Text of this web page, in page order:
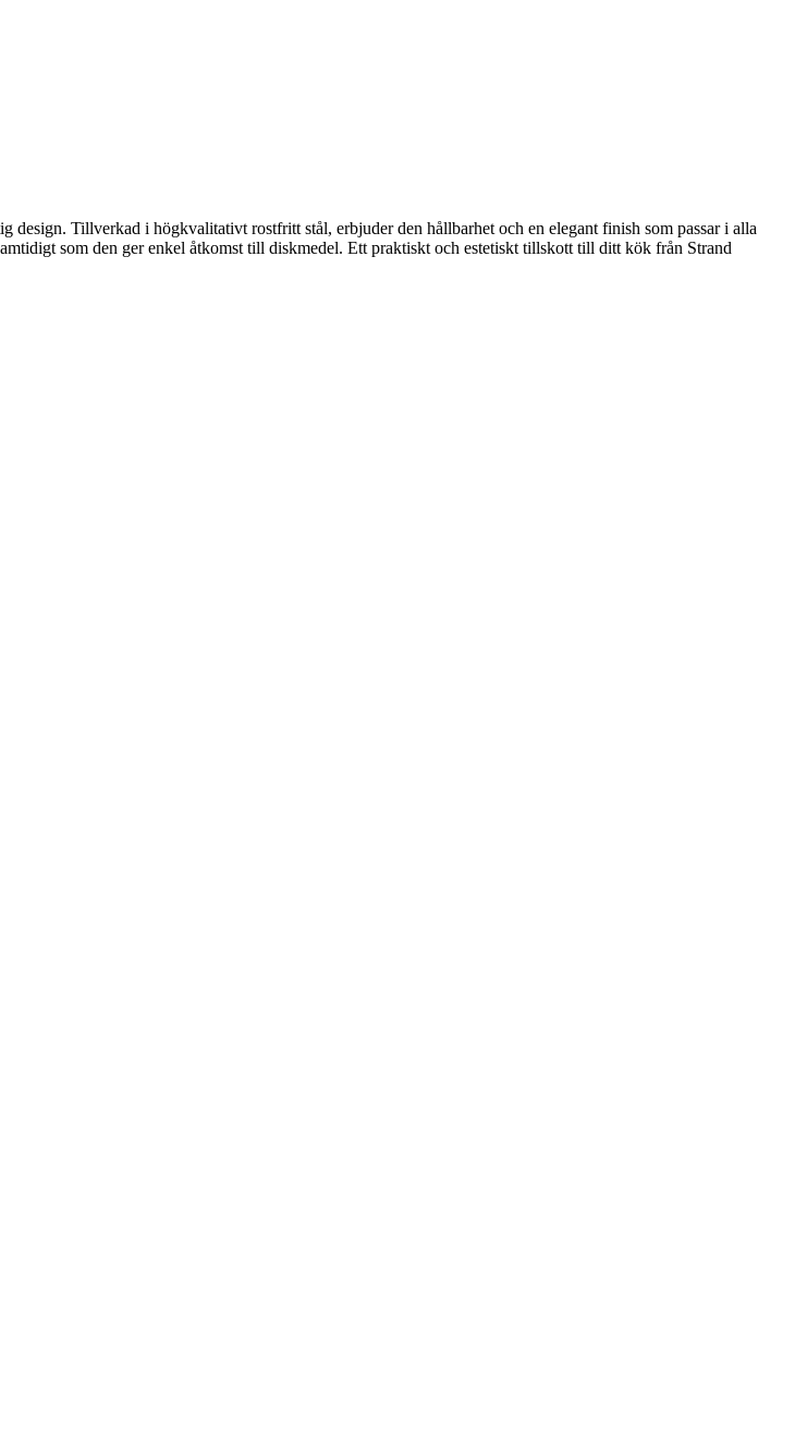
design. Tillverkad i högkvalitativt rostfritt stål, erbjuder den hållbarhet och en elegant finish som passar i alla
som den ger enkel åtkomst till diskmedel. Ett praktiskt och estetiskt tillskott till ditt kök från Strand